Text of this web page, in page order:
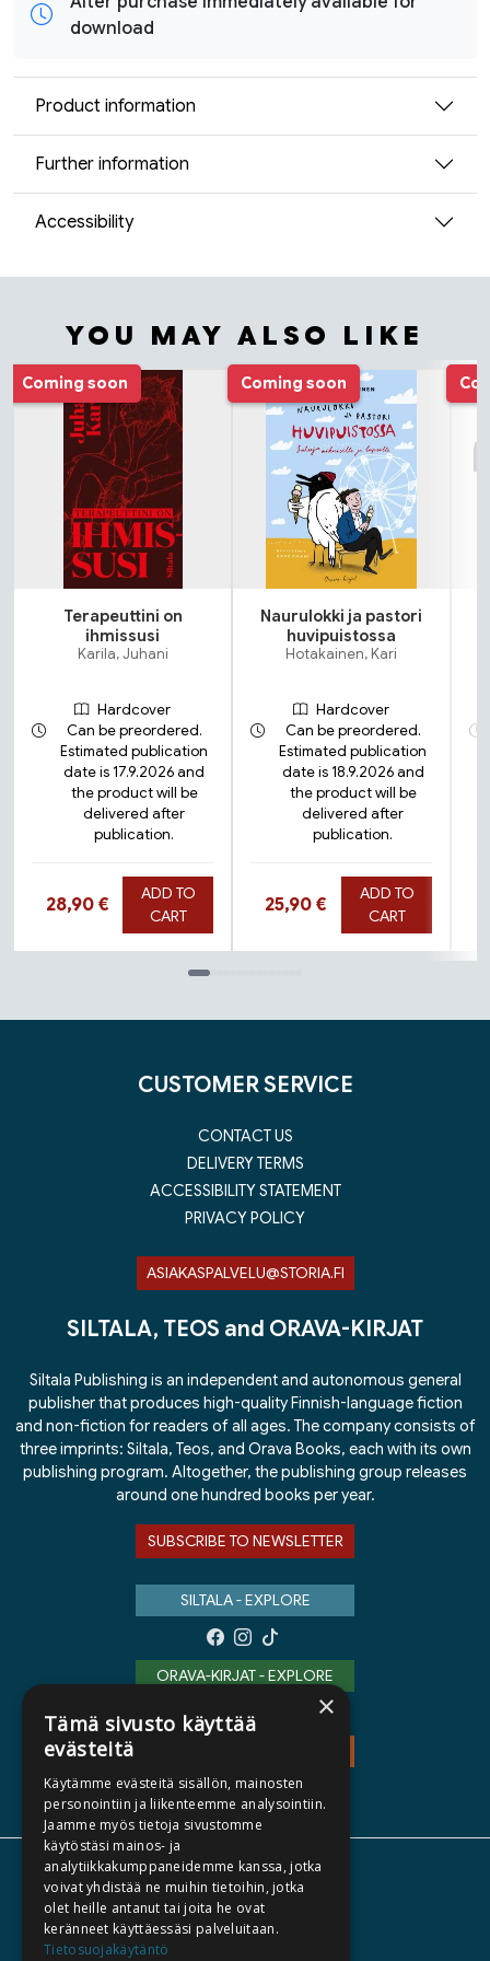
download
Product information
Further information
Accessibility
YOU MAY ALSO LIKE
Tuoteluettelon alku
Coming soon
Terapeuttini on
ihmissusi
Karila, Juhani
Hardcover
Can be preordered.
Estimated publication
date is 17.9.2026 and
the product will be
delivered after
publication.
Hinta nyt
28,90 €
ADD TO
CART
Coming soon
Naurulokki ja pastori
huvipuistossa
Hotakainen, Kari
Hardcover
Can be preordered.
Estimated publication
date is 18.9.2026 and
the product will be
delivered after
publication.
Hinta nyt
25,90 €
ADD TO
CART
CUSTOMER SERVICE
CONTACT US
DELIVERY TERMS
ACCESSIBILITY STATEMENT
PRIVACY POLICY
ASIAKASPALVELU@STORIA.FI
SILTALA, TEOS and ORAVA-KIRJAT
Siltala Publishing is an independent and autonomous general
publisher that produces high-quality Finnish-language fiction
and non-fiction for readers of all ages. The company consists of
three imprints: Siltala, Teos, and Orava Books, each with its own
publishing program. Altogether, the publishing group releases
around one hundred books per year.
SUBSCRIBE TO NEWSLETTER
SILTALA - EXPLORE
ORAVA-KIRJAT - EXPLORE
ABOUT US
AUTHORS
CATALOGUES
×
Tämä sivusto käyttää
evästeitä
Käytämme evästeitä sisällön, mainosten
personointiin ja liikenteemme analysointiin.
Jaamme myös tietoja sivustomme
käytöstäsi mainos- ja
analytiikkakumppaneidemme kanssa, jotka
voivat yhdistää ne muihin tietoihin, jotka
olet heille antanut tai joita he ovat
keränneet käyttäessäsi palveluitaan.
Tietosuojakäytäntö